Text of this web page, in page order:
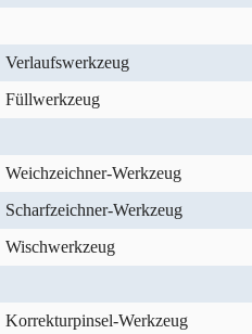
Verlaufswerkzeug
Füllwerkzeug
Weichzeichner-Werkzeug
Scharfzeichner-Werkzeug
Wischwerkzeug
Korrekturpinsel-Werkzeug